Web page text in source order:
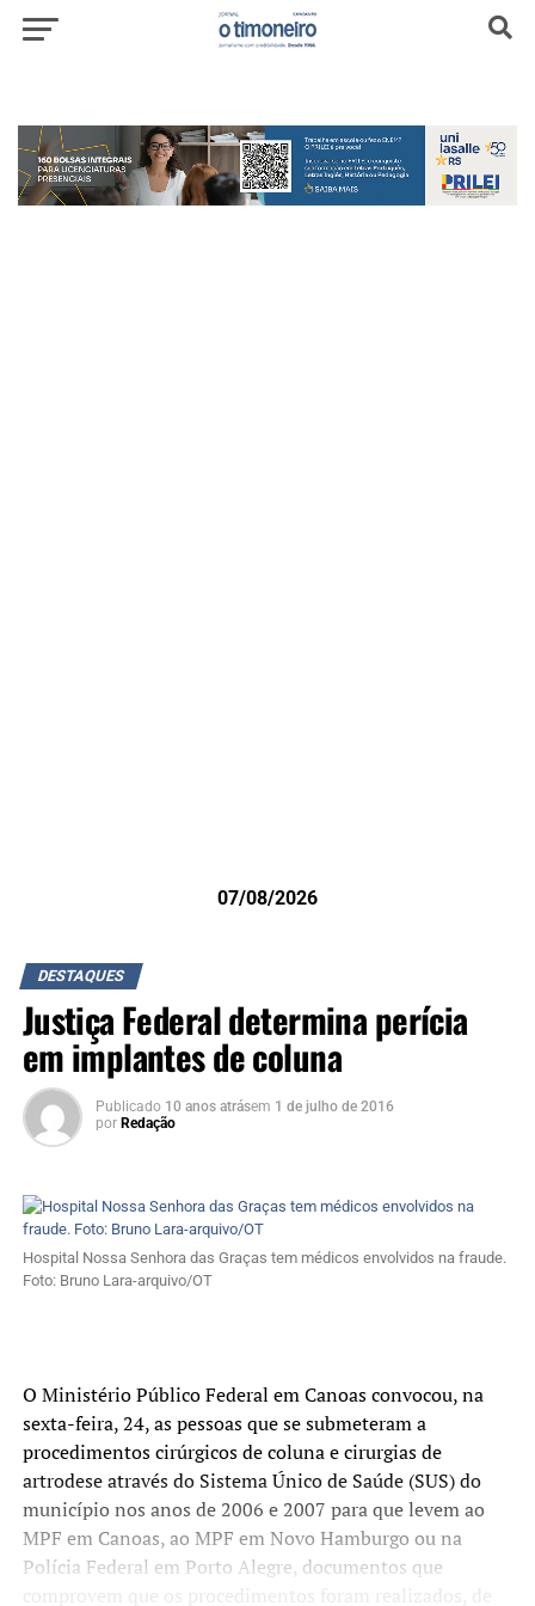
07/08/2026
DESTAQUES
Justiça Federal determina perícia
em implantes de coluna
Publicado 10 anos atrásem 1 de julho de 2016
por Redação
Hospital Nossa Senhora das Graças tem médicos envolvidos na fraude.
Foto: Bruno Lara-arquivo/OT
O Ministério Público Federal em Canoas convocou, na
sexta-feira, 24, as pessoas que se submeteram a
procedimentos cirúrgicos de coluna e cirurgias de
artrodese através do Sistema Único de Saúde (SUS) do
município nos anos de 2006 e 2007 para que levem ao
MPF em Canoas, ao MPF em Novo Hamburgo ou na
Polícia Federal em Porto Alegre, documentos que